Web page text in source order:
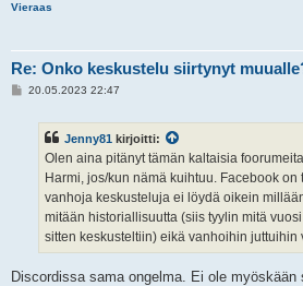
Vieraas
Re: Onko keskustelu siirtynyt
V20.05.2023 22:47
Jenny81 kirjoitti:
Olen aina pitänyt tämän kaltaisia
Harmi, jos/kun nämä kuihtuu. Facebook on
vanhoja keskusteluja ei löydä oikein
mitään historiallisuutta (siis tyylin mitä
sitten keskusteltiin) eikä vanhoihin juttuihin
Discordissa sama ongelma. Ei ole myöskään